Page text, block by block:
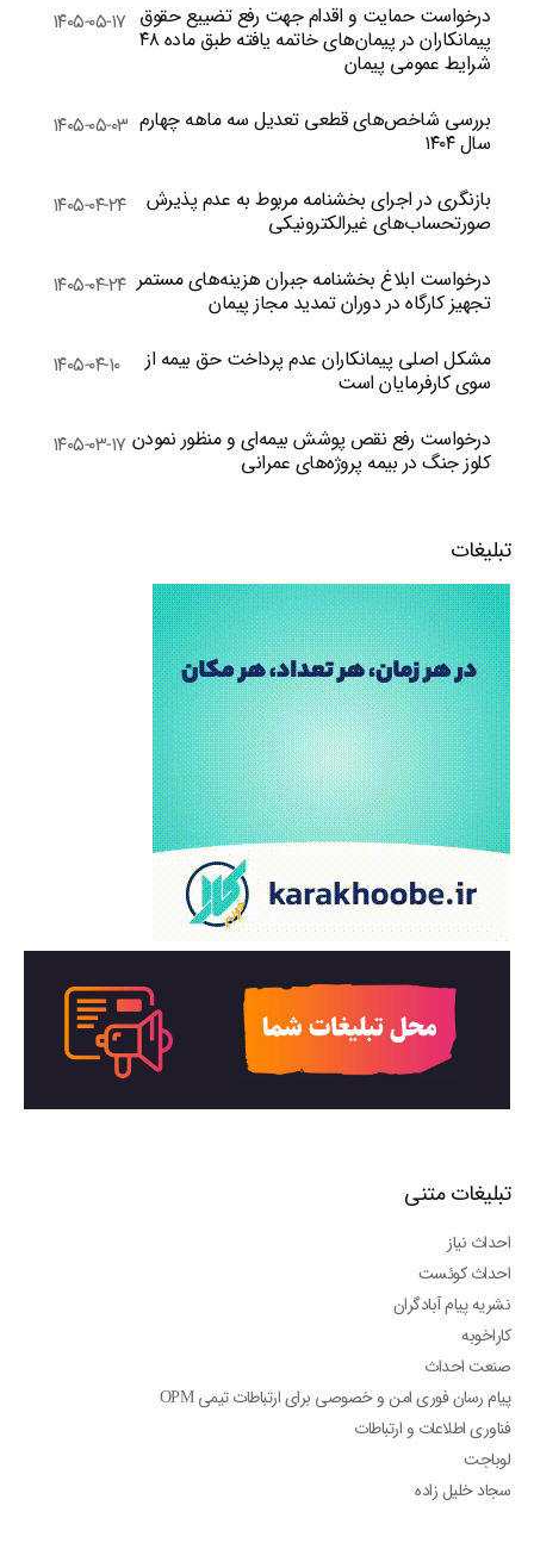
درخواست حمایت و اقدام جهت رفع تضییع حقوق
پیمانکاران در پیمان‌های خاتمه یافته طبق ماده ۴۸
شرایط عمومی پیمان
۱۴۰۵-۰۵-۱۷
بررسی شاخص‌های قطعی تعدیل سه ماهه چهارم
سال ۱۴۰۴
۱۴۰۵-۰۵-۰۳
بازنگری در اجرای بخشنامه مربوط به عدم پذیرش
صورتحساب‌های غیرالکترونیکی
۱۴۰۵-۰۴-۲۴
درخواست ابلاغ بخشنامه جبران هزینه‌های مستمر
تجهیز کارگاه در دوران تمدید مجاز پیمان
۱۴۰۵-۰۴-۲۴
مشکل اصلی پیمانکاران عدم پرداخت حق بیمه از
سوی کارفرمایان است
۱۴۰۵-۰۴-۱۰
درخواست رفع نقص پوشش بیمه‌ای و منظور نمودن
کلوز جنگ در بیمه پروژه‌های عمرانی
۱۴۰۵-۰۳-۱۷
تبلیغات
تبلیغات متنی
احداث نیاز
احداث کوئست
نشریه پیام آبادگران
کاراخوبه
صنعت احداث
پیام رسان فوری امن و خصوصی برای ارتباطات تیمی OPM
فناوری اطلاعات و ارتباطات
لوباجت
سجاد خلیل زاده